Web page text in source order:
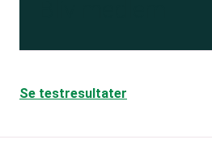
Se testresultater